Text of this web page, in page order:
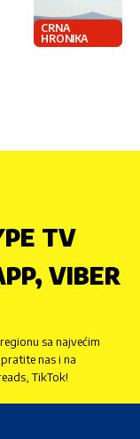
CRNA
HRONIKA
TV
VIBER
sa najvećim
nas i na
TikTok!